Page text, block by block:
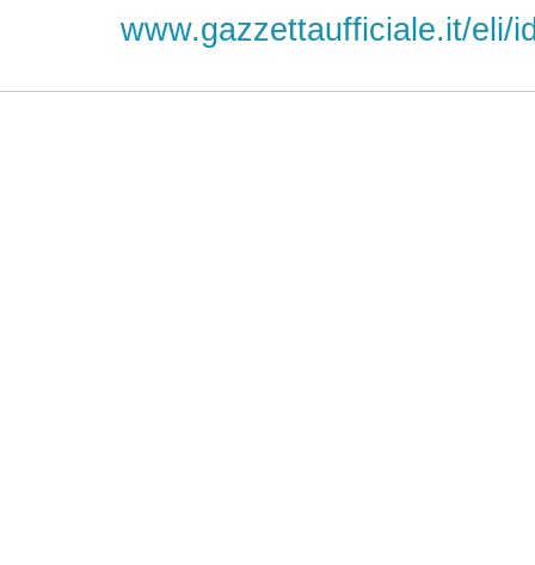
www.gazzettaufficiale.it/eli/